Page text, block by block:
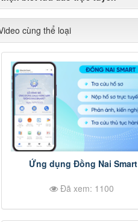
cùng thể loại
Ứng dụng Đồng Nai Smart
Đã xem: 1100